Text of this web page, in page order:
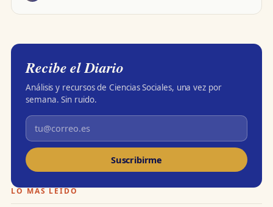
Recibe el Diario
Análisis y recursos de Ciencias Sociales, una vez por
semana. Sin ruido.
Suscribirme
LO MÁS LEÍDO